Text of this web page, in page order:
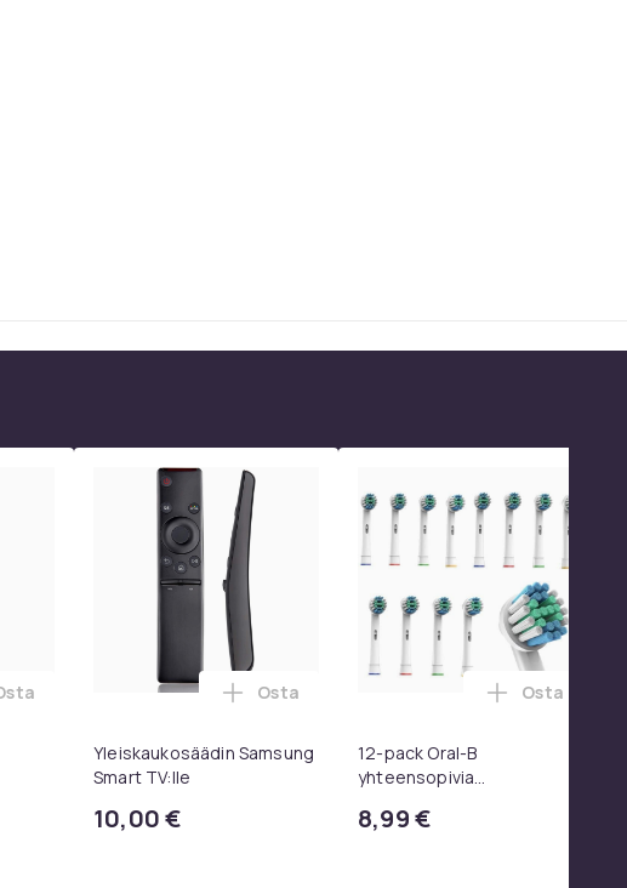
2w, SoundTrue, SoundLink Black ostoskoriin
lasten koulureppu vetokahvalla ja kannettavan tietokoneen
Kaukosäädin LG TV AKB75095308 ostoskoriin
Yleiskaukosäädin Samsung
Smart TV:lle
10,00 €
Lisää Yleiskaukosäädin Samsung Smart
Osta
12-pack Oral-B
yhteensopivia
8,99 €
Lisää 12-
Osta